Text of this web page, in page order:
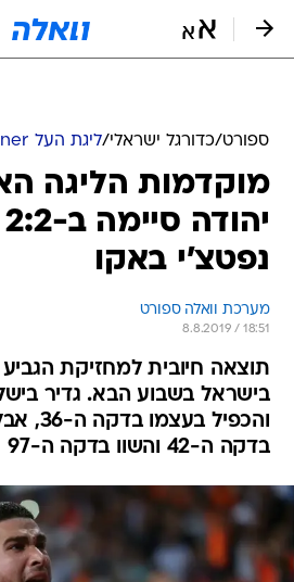
ספורט/כדורגל ישראלי/ליגת העל Winner
מוקדמות הליגה
נפטצ'י באקו
מערכת וואלה ספורט
8.8.2019 / 18:51
תוצאה חיובית למחזיקת הגביע
והכפיל
בדקה ה-42 והשוו בדקה ה-97